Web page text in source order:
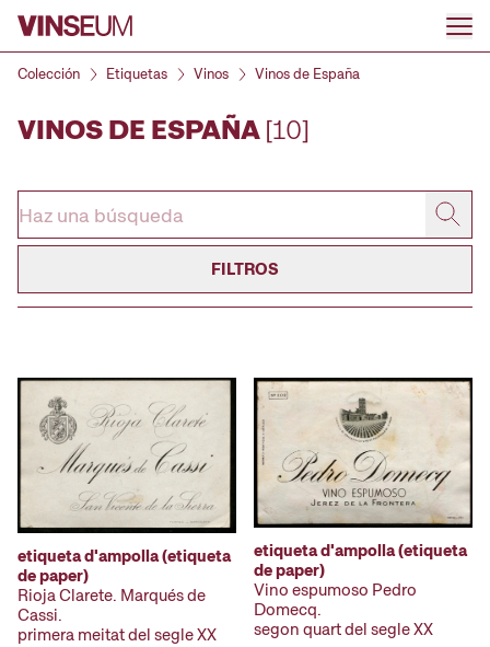
Ir al contenido
Colección Etiquetas Vinos Vinos de España
VINOS DE ESPAÑA[10]
FILTROS
etiqueta d'ampolla (etiqueta
de paper)
Rioja Clarete. Marqués de
Cassi.
primera meitat del segle XX
etiqueta d'ampolla (etiqueta
de paper)
Vino espumoso Pedro
Domecq.
segon quart del segle XX